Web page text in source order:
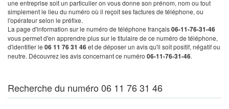
une entreprise soit un particulier on vous donne son prénom, nom ou tout
simplement le lieu du numéro où il reçoit ses factures de téléphone, ou
l'opérateur selon le préfixe.
La page d'information sur le numéro de téléphone français06-11-76-31-46
vous permet d'en apprendre plus sur le titulaire de ce numéro de téléphone,
d'identifier le 06 11 76 31 46et de déposer un avis qu'il soit positif, négatif ou
neutre. Découvrez les avis concernant ce numéro 06-11-76-31-46.
Recherche du numéro 06 11 76 31 46